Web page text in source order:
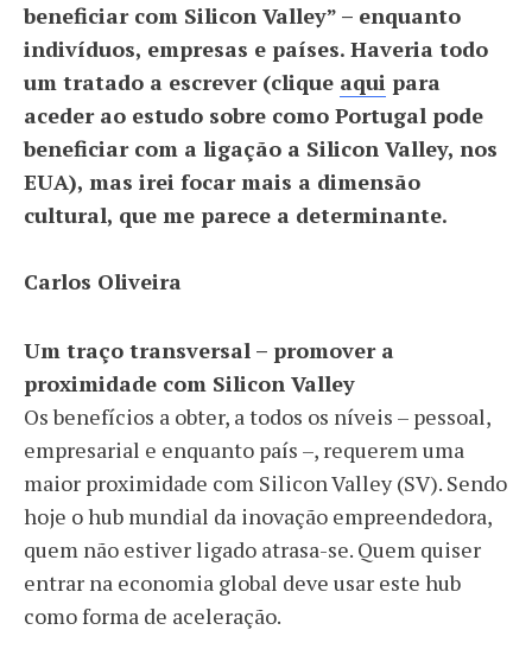
beneficiar com Silicon Valley” – enquanto
indivíduos, empresas e países. Haveria todo
um tratado a escrever (clique aqui para
aceder ao estudo sobre como Portugal pode
beneficiar com a ligação a Silicon Valley, nos
EUA), mas irei focar mais a dimensão
cultural, que me parece a determinante.
Carlos Oliveira
Um traço transversal – promover a
proximidade com Silicon Valley
Os benefícios a obter, a todos os níveis – pessoal,
empresarial e enquanto país –, requerem uma
maior proximidade com Silicon Valley (SV). Sendo
hoje o hub mundial da inovação empreendedora,
quem não estiver ligado atrasa-se. Quem quiser
entrar na economia global deve usar este hub
como forma de aceleração.